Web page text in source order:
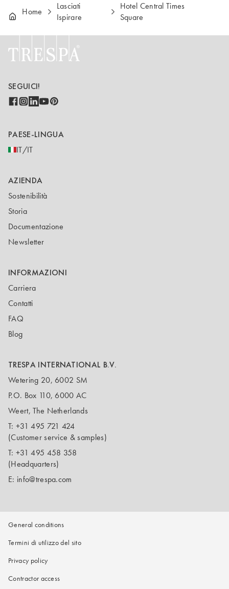
Home
Lasciati
Ispirare
Hotel Central Times
Square
SEGUICI!
PAESE-LINGUA
IT/IT
AZIENDA
Sostenibilità
Storia
Documentazione
Newsletter
INFORMAZIONI
Carriera
Contatti
FAQ
Blog
TRESPA INTERNATIONAL B.V.
Wetering 20, 6002 SM
P.O. Box 110, 6000 AC
Weert, The Netherlands
T: +31 495 721 424
(Customer service & samples)
T: +31 495 458 358
(Headquarters)
E: info@trespa.com
General conditions
Termini di utilizzo del sito
Privacy policy
Contractor access